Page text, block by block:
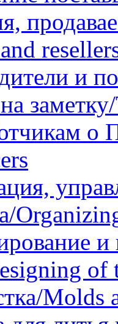
и
о
и
of
Molds